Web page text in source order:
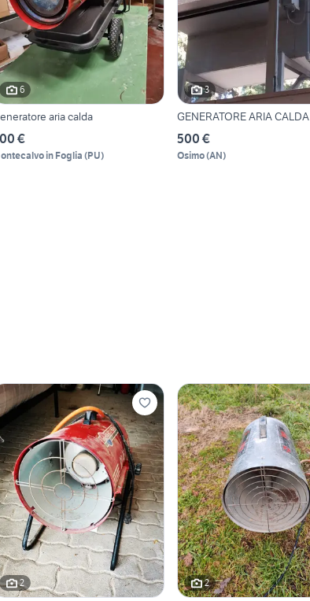
6
aria calda
€
in Foglia (PU)
3
GENERATORE ARIA CALDA
500 €
Osimo(AN)
2 2